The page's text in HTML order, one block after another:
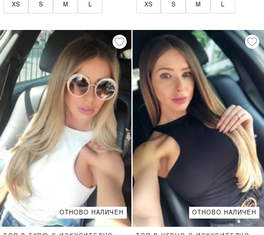
XS S M L XS S M L
ОТНОВО НАЛИЧЕН ОТНОВО НАЛИЧЕН